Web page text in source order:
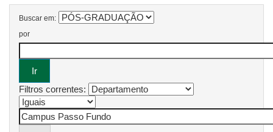
Buscar em:
por
Filtros correntes: